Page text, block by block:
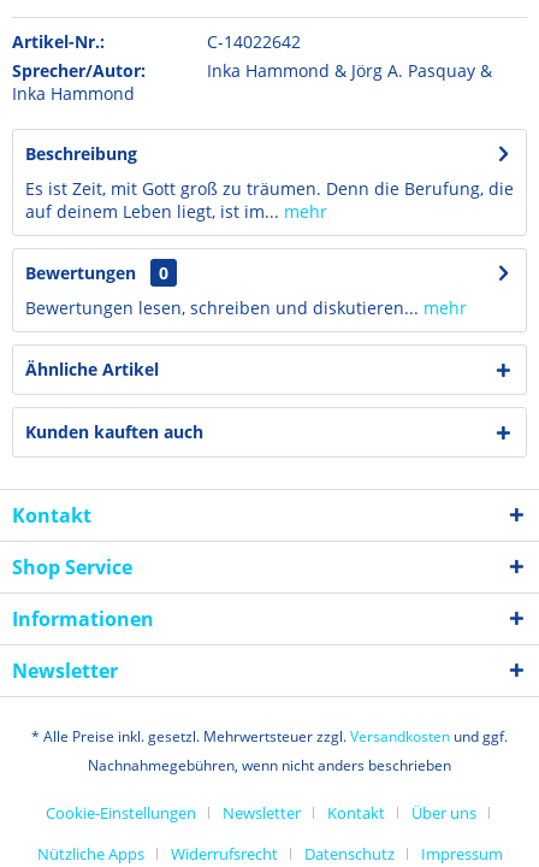
Artikel-Nr.:
C-14022642
Sprecher/Autor:
Inka Hammond & Jörg A. Pasquay &
Inka Hammond
Beschreibung
Es ist Zeit, mit Gott groß zu träumen. Denn die Berufung, die
auf deinem Leben liegt, ist im... mehr
Bewertungen
0
Bewertungen lesen, schreiben und diskutieren... mehr
Ähnliche Artikel
Kunden kauften auch
Kontakt
Shop Service
Informationen
Newsletter
* Alle Preise inkl. gesetzl. Mehrwertsteuer zzgl.Versandkosten und ggf.
Nachnahmegebühren, wenn nicht anders beschrieben
Cookie-Einstellungen Newsletter Kontakt
Über uns
Nützliche Apps
Widerrufsrecht Datenschutz Impressum